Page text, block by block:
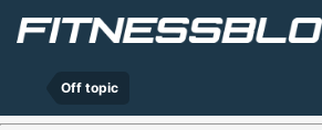
Off topic